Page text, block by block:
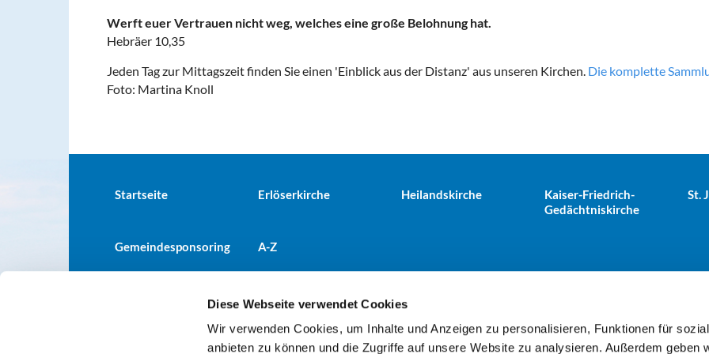
Diese Webseite verwendet Cookies
Wir verwenden Cookies, um Inhalte und Anzeigen zu personalisieren, Funktionen für
anbieten zu können und die Zugriffe auf unsere Website zu analysieren. Außerdem geben
Werft euer Vertrauen nicht weg, welches eine große Belohnung hat.
Hebräer 10,35
Jeden Tag zur Mittagszeit finden Sie einen 'Einblick aus der Distanz' aus unseren Kirchen. Die komplette
Foto: Martina Knoll
Startseite Erlöserkirche Heilandskirche
Kaiser-Friedrich-
Gedächtniskirche
St.
Gemeindesponsoring A-Z
Evangelische Kirchengemeinde Tiergarten · Alt-Moabit 25, 10559 Berlin+49303943498 